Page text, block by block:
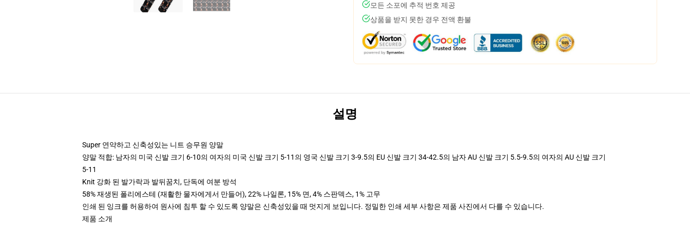
모든 소포에 추적 번호 제공
상품을 받지 못한 경우 전액 환불
설명
Super 연약하고 신축성있는 니트 승무원 양말
양말 적합: 남자의 미국 신발 크기 6-10의 여자의 미국 신발 크기 5-11의 영국 신발 크기 3-9.5의 EU 신발 크기 34-42.5의 남자 AU 신발 크기 5.5-9.5의 여자의 AU 신발 크기
5-11
Knit 강화 된 발가락과 발뒤꿈치, 단독에 여분 방석
58% 재생된 폴리에스테 (재활한 물자에게서 만들어), 22% 나일론, 15% 면, 4% 스판덱스, 1% 고무
인쇄 된 잉크를 허용하여 원사에 침투 할 수 있도록 양말은 신축성있을 때 멋지게 보입니다. 정밀한 인쇄 세부 사항은 제품 사진에서 다를 수 있습니다.
제품 소개